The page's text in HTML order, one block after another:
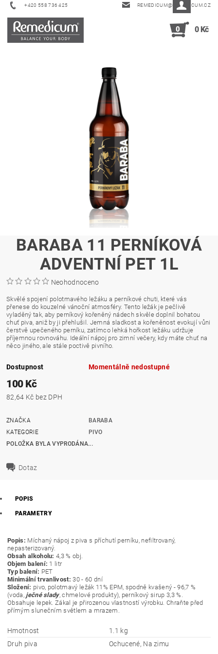
+420 558 736 425 REMEDICUM@REMEDICUM.CZ
0 0 Kč
BARABA 11 PERNÍKOVÁ
ADVENTNÍ PET 1L
Neohodnoceno
Skvělé spojení polotmavého ležáku a perníkové chuti, které vás
přenese do kouzelné vánoční atmosféry. Tento ležák je pečlivě
vyladěný tak, aby perníkový kořeněný nádech skvěle doplnil bohatou
chuť piva, aniž by ji přehlušil. Jemná sladkost a kořeněnost evokují vůni
čerstvě upečeného perníku, zatímco lehká hořkost ležáku udržuje
příjemnou rovnováhu. Ideální nápoj pro zimní večery, kdy máte chuť na
něco jiného, ale stále poctivě pivního.
Dostupnost Momentálně nedostupné
100 Kč
82,64 Kč bez DPH
ZNAČKA
BARABA
KATEGORIE
PIVO
POLOŽKA BYLA VYPRODÁNA...
Dotaz
POPIS
PARAMETRY
Popis: Míchaný nápoj z piva s příchutí perníku, nefiltrovaný,
nepasterizovaný.
Obsah alkoholu: 4,3 % obj.
Objem balení: 1 litr
Typ balení: PET
Minimální trvanlivost: 30 - 60 dní
Složení: pivo, polotmavý ležák 11% EPM, spodně kvašený - 96,7 %
(voda, ječné slady, chmelové produkty), perníkový sirup 3,3 %.
Obsahuje lepek. Zákal je přirozenou vlastností výrobku. Chraňte před
přímým slunečním světlem a mrazem.
Hmotnost
1.1 kg
Druh piva
Ochucené, Na zimu